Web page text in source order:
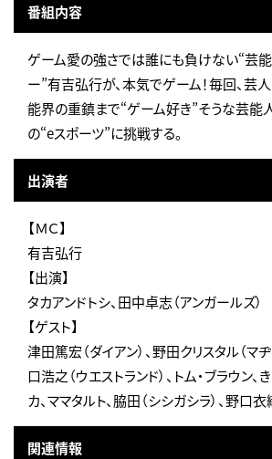
番組内容
ゲーム愛の強さでは誰にも負けない“芸
ー”有吉弘行が、本気でゲーム！毎回、芸人
能界の重鎮まで“ゲーム好き”そうな芸能
の“eスポーツ”に挑戦する。
出演者
【ＭＣ】
有吉弘行
【出演】
タカアンドトシ、田中卓志（アンガールズ）
【ゲスト】
津田篤宏（ダイアン）、野田クリスタル（マ
口浩之（ウエストランド）、トム・ブラウン、
カ、ママタルト、脇田（シシガシラ）、野口衣
関連情報